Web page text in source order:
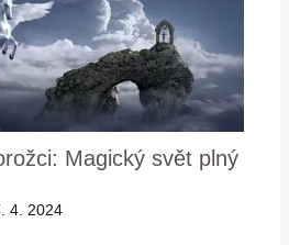
Magický svět plný
4. 2024